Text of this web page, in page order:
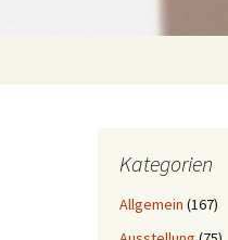
Kategorien
Allgemein (167)